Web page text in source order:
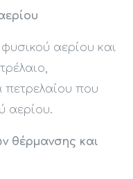
αερίου και
πετρελαίου που
αερίου.
και